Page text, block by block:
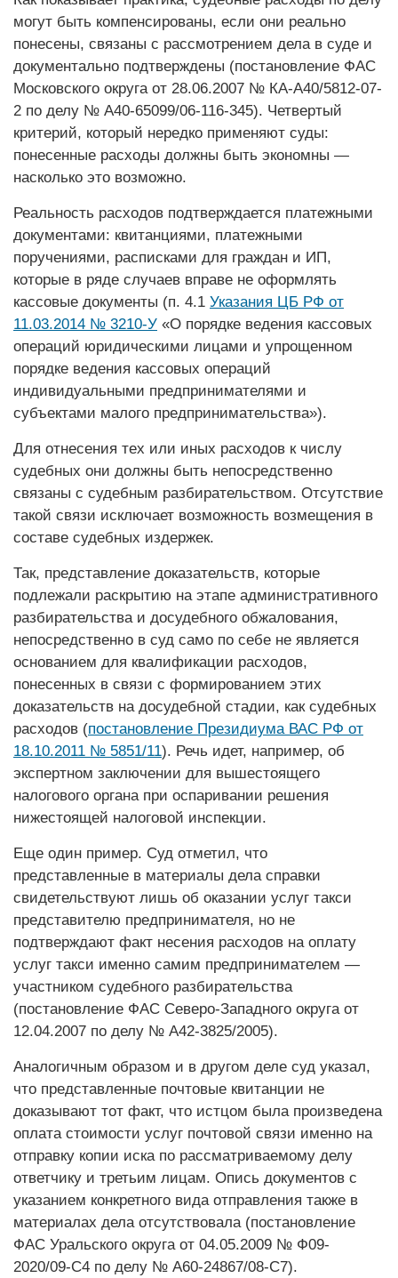
могут быть компенсированы, если они реально
понесены, связаны с рассмотрением дела в суде и
документально подтверждены (постановление ФАС
Московского округа от 28.06.2007 № КА-А40/5812-07-
2 по делу № А40-65099/06-116-345). Четвертый
критерий, который нередко применяют суды:
понесенные расходы должны быть экономны —
насколько это возможно.
Реальность расходов подтверждается платежными
документами: квитанциями, платежными
поручениями, расписками для граждан и ИП,
которые в ряде случаев вправе не оформлять
кассовые документы (п. 4.1 Указания ЦБ РФ от
11.03.2014 № 3210-У «О порядке ведения кассовых
операций юридическими лицами и упрощенном
порядке ведения кассовых операций
индивидуальными предпринимателями и
субъектами малого предпринимательства»).
Для отнесения тех или иных расходов к числу
судебных они должны быть непосредственно
связаны с судебным разбирательством. Отсутствие
такой связи исключает возможность возмещения в
составе судебных издержек.
Так, представление доказательств, которые
подлежали раскрытию на этапе административного
разбирательства и досудебного обжалования,
непосредственно в суд само по себе не является
основанием для квалификации расходов,
понесенных в связи с формированием этих
доказательств на досудебной стадии, как судебных
расходов (постановление Президиума ВАС РФ от
18.10.2011 № 5851/11). Речь идет, например, об
экспертном заключении для вышестоящего
налогового органа при оспаривании решения
нижестоящей налоговой инспекции.
Еще один пример. Суд отметил, что
представленные в материалы дела справки
свидетельствуют лишь об оказании услуг такси
представителю предпринимателя, но не
подтверждают факт несения расходов на оплату
услуг такси именно самим предпринимателем —
участником судебного разбирательства
(постановление ФАС Северо-Западного округа от
12.04.2007 по делу № А42-3825/2005).
Аналогичным образом и в другом деле суд указал,
что представленные почтовые квитанции не
доказывают тот факт, что истцом была произведена
оплата стоимости услуг почтовой связи именно на
отправку копии иска по рассматриваемому делу
ответчику и третьим лицам. Опись документов с
указанием конкретного вида отправления также в
материалах дела отсутствовала (постановление
ФАС Уральского округа от 04.05.2009 № Ф09-
2020/09-С4 по делу № А60-24867/08-С7).